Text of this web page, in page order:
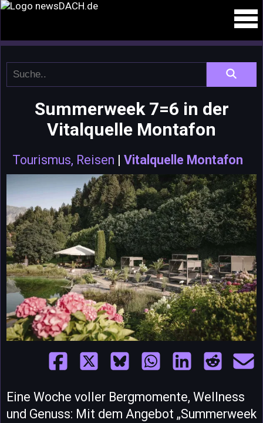
Summerweek 7=6 in der
Vitalquelle Montafon
Tourismus, Reisen | Vitalquelle Montafon
Eine Woche voller Bergmomente, Wellness
und Genuss: Mit dem Angebot „Summerweek